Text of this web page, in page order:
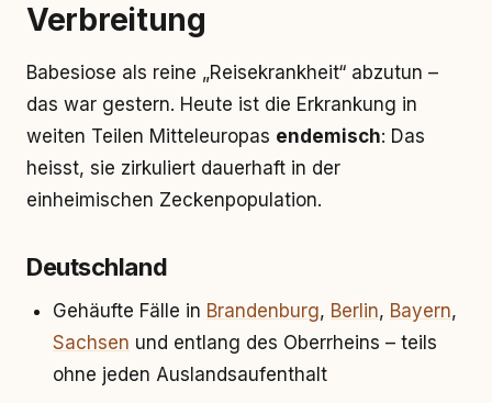
Verbreitung
Babesiose als reine „Reisekrankheit“ abzutun –
das war gestern. Heute ist die Erkrankung in
weiten Teilen Mitteleuropas endemisch: Das
heisst, sie zirkuliert dauerhaft in der
einheimischen Zeckenpopulation.
Deutschland
Gehäufte Fälle in Brandenburg, Berlin, Bayern,
Sachsen und entlang des Oberrheins – teils
ohne jeden Auslandsaufenthalt